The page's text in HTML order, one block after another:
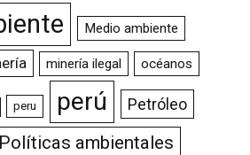
Medio ambiente
minería ilegal océanos
peru perú Petróleo
Políticas ambientales